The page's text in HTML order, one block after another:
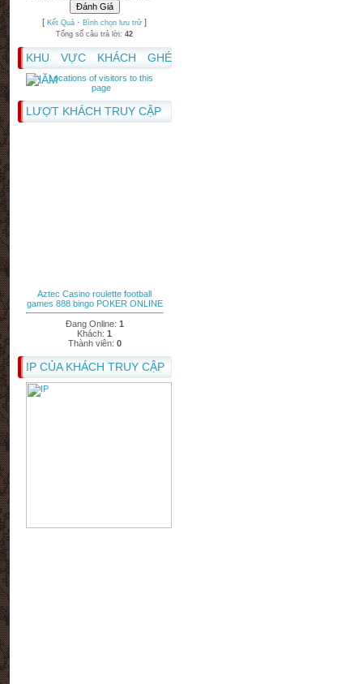
[Kết Quả ·Bình chọn lưu trữ ]
Tổng số câu trả lời:42
KHU VỰC KHÁCH GHÉ
THĂM
LƯỢT KHÁCH TRUY CẬP
Aztec Casino roulette football
games 888 bingo POKER ONLINE
Đang Online: 1
Khách:1
Thành viên: 0
IP CỦA KHÁCH TRUY CẬP